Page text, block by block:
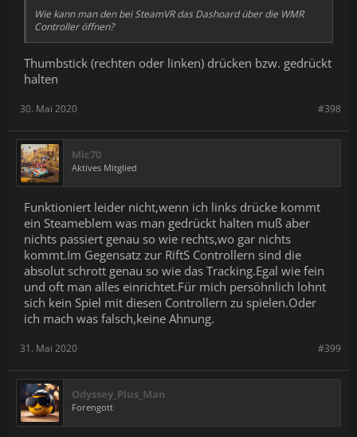
Wie kann man den bei SteamVR das Dashoard über die WMR
Controller öffnen?
Thumbstick (rechten oder linken) drücken bzw. gedrückt
halten
#398
30. Mai 2020
Mic70
Aktives Mitglied
Funktioniert leider nicht,wenn ich links drücke kommt
ein Steameblem was man gedrückt halten muß aber
nichts passiert genau so wie rechts,wo gar nichts
kommt.Im Gegensatz zur RiftS Controllern sind die
absolut schrott genau so wie das Tracking.Egal wie fein
und oft man alles einrichtet.Für mich persöhnlich lohnt
sich kein Spiel mit diesen Controllern zu spielen.Oder
ich mach was falsch,keine Ahnung.
#399
31. Mai 2020
Odyssey_Plus_Man
Forengott